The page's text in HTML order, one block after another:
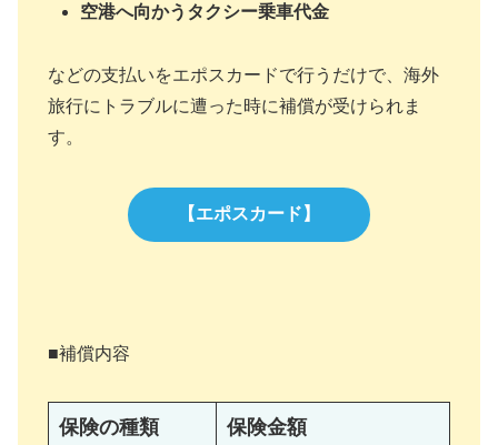
空港へ向かうタクシー乗車代金
などの支払いをエポスカードで行うだけで、海外
旅行にトラブルに遭った時に補償が受けられま
す。
【エポスカード】
■補償内容
保険の種類 保険金額